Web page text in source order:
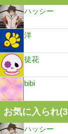
ハッシー
洋
徒花
bibi
お気に入られ(3
ハッシー